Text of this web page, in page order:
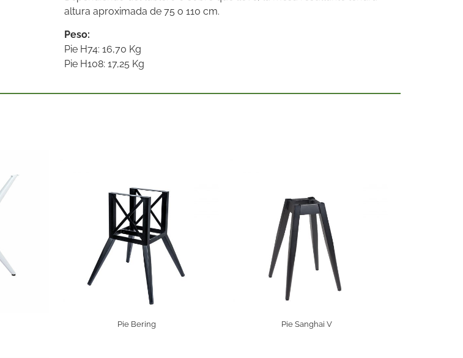
altura aproximada de 75 o 110 cm.
Peso:
Pie H74: 16,70 Kg
Pie H108: 17,25 Kg
Pie Bering Pie Sanghai V